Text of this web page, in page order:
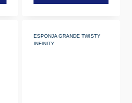
ESPONJA GRANDE TWISTY
INFINITY